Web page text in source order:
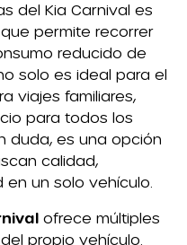
del Kia Carnival es
que permite recorrer
reducido de
solo es ideal para el
viajes familiares,
para todos los
duda, es una opción
calidad,
un solo vehículo.
ofrece múltiples
propio vehículo.